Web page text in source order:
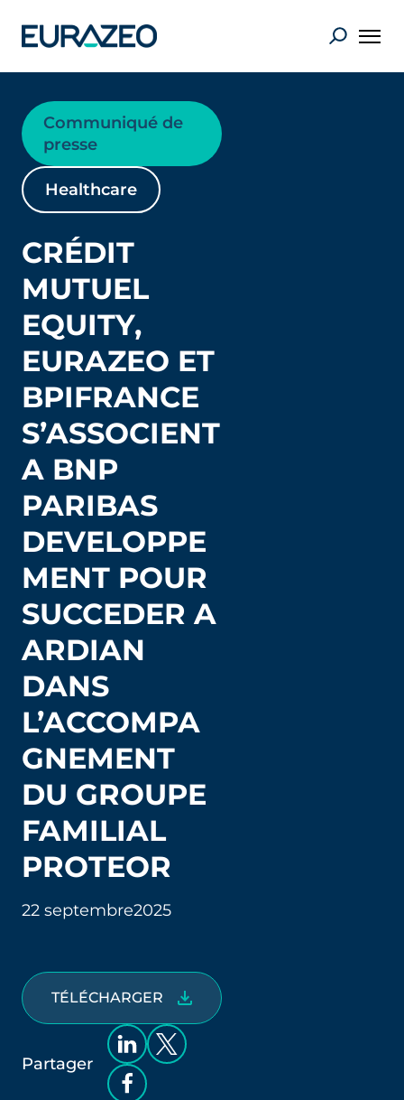
Communiqué de
presse
Healthcare
CRÉDIT
MUTUEL
EQUITY,
EURAZEO ET
BPIFRANCE
S’ASSOCIENT
A BNP
PARIBAS
DEVELOPPE
MENT POUR
SUCCEDER A
ARDIAN
DANS
L’ACCOMPA
GNEMENT
DU GROUPE
FAMILIAL
PROTEOR
22 septembre2025
TÉLÉCHARGER
Partager